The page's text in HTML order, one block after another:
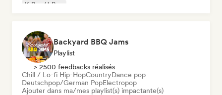
K-Pop/J-Pop
Backyard BBQ Jams
Playlist
> 2500 feedbacks réalisés
Chill / Lo-fi Hip-HopCountryDance pop
Deutschpop/German PopElectropop
Ajouter dans ma/mes playlist(s) impactante(s)